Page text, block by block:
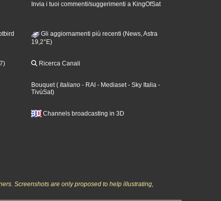
Invia i tuoi commenti/suggerimenti a KingOfSat
Gli aggiornamenti più recenti (News, Astra
19,2°E)
Ricerca Canali
Bouquet ( Italiano - RAI - Mediaset - Sky Italia -
TivùSat)
Channels broadcasting in 3D
Screenshots are only proposed to help illustrating,